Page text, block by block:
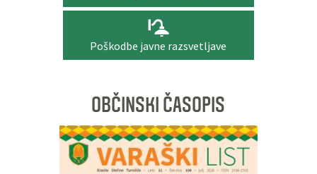
Poškodbe javne razsvetljave
OBČINSKI ČASOPIS